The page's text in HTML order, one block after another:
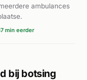
ambulances
min eerder
bij botsing